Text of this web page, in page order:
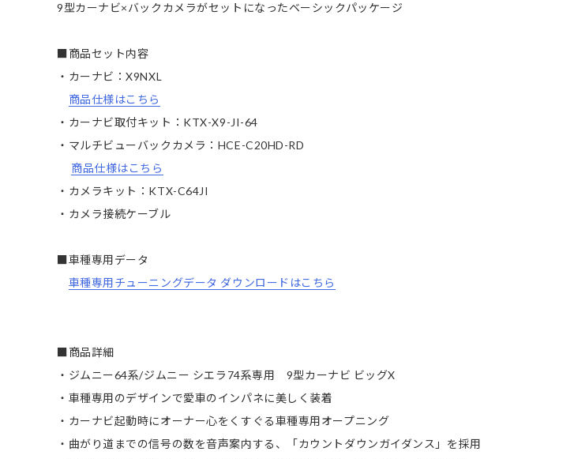
9型カーナビ×バックカメラがセットになったベーシックパッケージ
■商品セット内容
・カーナビ：X9NXL
商品仕様はこちら
・カーナビ取付キット：KTX-X9-JI-64
・マルチビューバックカメラ：HCE-C20HD-RD
商品仕様はこちら
・カメラキット：KTX-C64JI
・カメラ接続ケーブル
■車種専用データ
車種専用チューニングデータ ダウンロードはこちら
■商品詳細
・ジムニー64系/ジムニー シエラ74系専用 9型カーナビ ビッグX
・車種専用のデザインで愛車のインパネに美しく装着
・カーナビ起動時にオーナー心をくすぐる車種専用オープニング
・曲がり道までの信号の数を音声案内する、「カウントダウンガイダンス」を採用